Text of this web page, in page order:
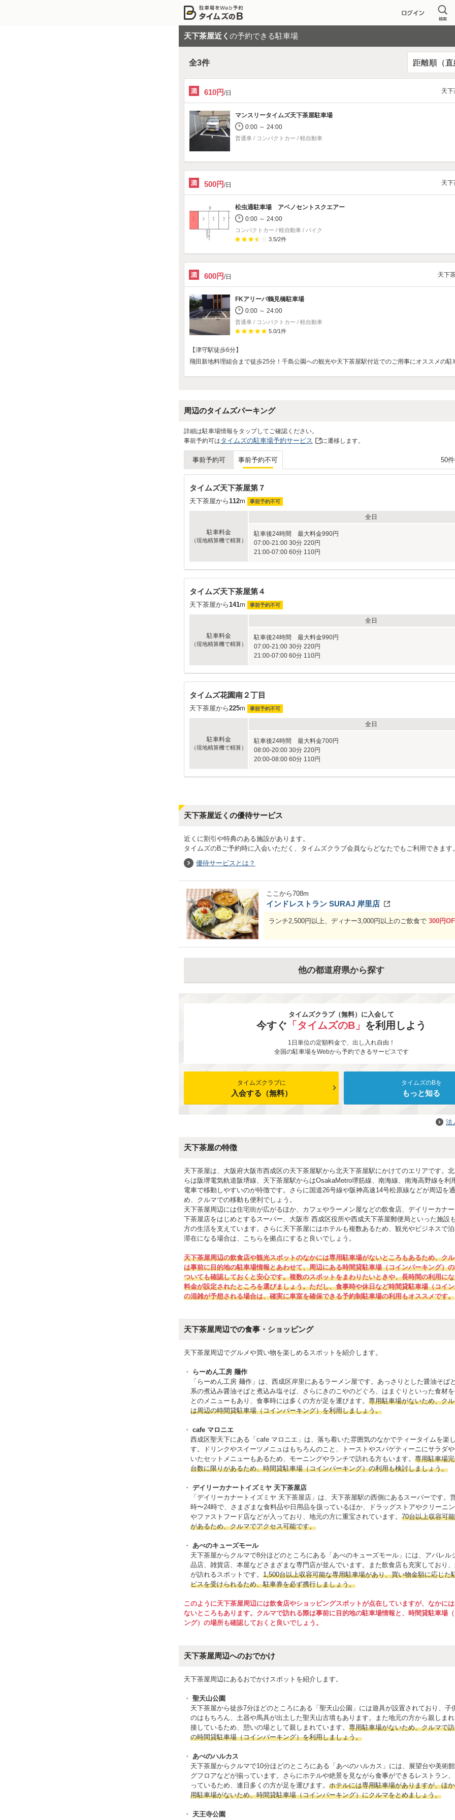
天下茶屋近く の予約できる駐車場
全3件
610円/日 天下
マンスリータイムズ天下茶屋駐車場
0:00 ～ 24:00
普通車 / コンパクトカー / 軽自動車
500円/日 天下
松虫通駐車場 アベノセントスクエアー
0:00 ～ 24:00
コンパクトカー / 軽自動車 / バイク
3.5/2件
600円/日 天下
FKアリーバ鶴見橋駐車場
0:00 ～ 24:00
普通車 / コンパクトカー / 軽自動車
5.0/1件
【津守駅徒歩6分】
飛田新地料理組合まで徒歩25分！千島公園への観光や天下茶屋駅付近でのご用事にオススメの駐
周辺のタイムズパーキング
詳細は駐車場情報をタップしてご確認ください。
事前予約可はタイムズの駐車場予約サービス に遷移します。
事前予約可 事前予約不可 50
タイムズ天下茶屋第７
天下茶屋から112m 事前予約不可
駐車料金
（現地精算機で精算）
全日
駐車後24時間 最大料金990円
07:00-21:00 30分 220円
21:00-07:00 60分 110円
タイムズ天下茶屋第４
天下茶屋から141m 事前予約不可
駐車料金
（現地精算機で精算）
全日
駐車後24時間 最大料金990円
07:00-21:00 30分 220円
21:00-07:00 60分 110円
タイムズ花園南２丁目
天下茶屋から225m 事前予約不可
駐車料金
（現地精算機で精算）
全日
駐車後24時間 最大料金700円
08:00-20:00 30分 220円
20:00-08:00 60分 110円
天下茶屋近くの優待サービス
近くに割引や特典のある施設があります。
タイムズのBご予約時に入会いただく、タイムズクラブ会員ならどなたでもご利用できます。
優待サービスとは？
ここから708m
インドレストラン SURAJ 岸里店
ランチ2,500円以上、ディナー3,000円以上のご飲食で 300円
他の都道府県から探す
タイムズクラブ（無料）に入会して
今すぐ 「タイムズのB」 を利用しよう
1日単位の定額料金で、出し入れ自由！
全国の駐車場をWebから予約できるサービスです
タイムズクラブに
入会する（無料）
タイムズのBを
もっと知る
法
天下茶屋の特徴
天下茶屋は、大阪府大阪市西成区の天下茶屋駅から北天下茶屋駅にかけてのエリアです。
らは阪堺電気軌道阪堺線、天下茶屋駅からはOsakaMetro堺筋線、南海線、南海高野線を利
電車で移動しやすいのが特徴です。さらに国道26号線や阪神高速14号松原線などが周辺を
め、クルマでの移動も便利でしょう。
天下茶屋周辺には住宅街が広がるほか、カフェやラーメン屋などの飲食店、デイリーカナ
下茶屋店をはじめとするスーパー、大阪市 西成区役所や西成天下茶屋郵便局といった施設
方の生活を支えています。さらに天下茶屋にはホテルも複数あるため、観光やビジネスで
滞在になる場合は、こちらを拠点にすると良いでしょう。
天下茶屋周辺の飲食店や観光スポットのなかには専用駐車場がないところもあるため、ク
は事前に目的地の駐車場情報とあわせて、周辺にある時間貸駐車場（コインパーキング）
ついても確認しておくと安心です。複数のスポットをまわりたいときや、長時間の利用に
料金が設定されたところを選びましょう。ただし、食事時や休日など時間貸駐車場（コイ
の混雑が予想される場合は、確実に車室を確保できる予約制駐車場の利用もオススメです。
天下茶屋周辺での食事・ショッピング
天下茶屋周辺でグルメや買い物を楽しめるスポットを紹介します。
らーめん工房 麺作
「らーめん工房 麺作」は、西成区岸里にあるラーメン屋です。あっさりとした醤油そば
系の煮込み醤油そばと煮込み塩そば、さらにきのこやのどぐろ、はまぐりといった食材
とのメニューもあり、食事時には多くの方が足を運びます。 専用駐車場がないため、ク
は周辺の時間貸駐車場（コインパーキング）を利用しましょう。
cafe マロニエ
西成区聖天下にある「cafe マロニエ」は、落ち着いた雰囲気のなかでティータイムを楽
す。ドリンクやスイーツメニュはもちろんのこと、トーストやスパゲティーニにサラダ
いたセットメニューもあるため、モーニングやランチで訪れる方もいます。 専用駐車場
台数に限りがあるため、時間貸駐車場（コインパーキング）の利用も検討しましょう。
デイリーカナートイズミヤ 天下茶屋店
「デイリーカナートイズミヤ 天下茶屋店」は、天下茶屋駅の西側にあるスーパーです。
時〜24時で、さまざまな食料品や日用品を扱っているほか、ドラッグストアやクリーニ
やファストフード店などが入っており、地元の方に重宝されています。 70台以上収容可
があるため、クルマでアクセス可能です。
あべのキューズモール
天下茶屋からクルマで8分ほどのところにある「あべのキューズモール」には、アパレル
品店、雑貨店、本屋などさまざまな専門店が並んでいます。また飲食店も充実しており
が訪れるスポットです。 1,500台以上収容可能な専用駐車場があり、買い物金額に応じた
ビスを受けられるため、駐車券を必ず携行しましょう。
このように天下茶屋周辺には飲食店やショッピングスポットが点在していますが、なかに
ないところもあります。クルマで訪れる際は事前に目的地の駐車場情報と、時間貸駐車場
ング）の場所も確認しておくと良いでしょう。
天下茶屋周辺へのおでかけ
天下茶屋周辺にあるおでかけスポットを紹介します。
聖天山公園
天下茶屋から徒歩7分ほどのところにある「聖天山公園」には遊具が設置されており、子
のはもちろん、土器や馬具が出土した聖天山古墳もあります。また地元の方から親しま
接しているため、憩いの場として親しまれています。 専用駐車場がないため、クルマで
の時間貸駐車場（コインパーキング）を利用しましょう。
あべのハルカス
天下茶屋からクルマで10分ほどのところにある「あべのハルカス」には、展望台や美術
グフロアなどが揃っています。さらにホテルや絶景を見ながら食事ができるレストラン
っているため、連日多くの方が足を運びます。 ホテルには専用駐車場がありますが、ほ
用駐車場がないため、時間貸駐車場（コインパーキング）にクルマをとめましょう。
天王寺公園